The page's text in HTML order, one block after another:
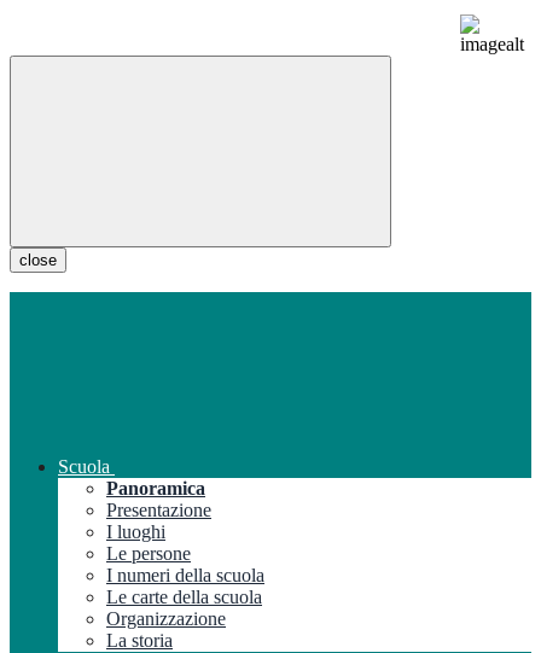
close
Scuola
Panoramica
Presentazione
I luoghi
Le persone
I numeri della scuola
Le carte della scuola
Organizzazione
La storia